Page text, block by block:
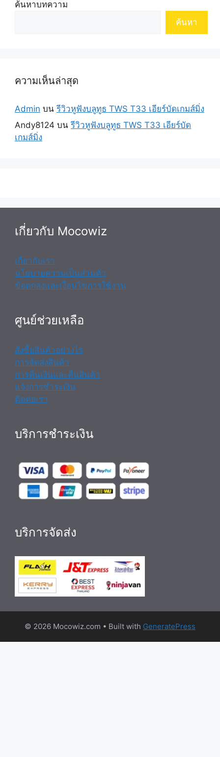
ค้นหาบทความ
ค้นหา
ความเห็นล่าสุด
Admin บนรีวิวหูฟังบลูทูธ TWS T33 เอียร์บัดเกมส์มิ่ง
Andy8124 บนรีวิวหูฟังบลูทูธ TWS T33 เอียร์บัด
เกมส์มิ่ง
เกี่ยวกับ Mocowiz
เกี่ยวกับเรา
นโยบายความเป็นส่วนตัว
ข้อตกลงและเงื่อนไขการใช้งาน
ศูนย์ช่วยเหลือ
สั่งซื้อสินค้าอย่างไร
การจัดส่งสินค้า
การคืนเงินและคืนสินค้า
แจ้งการชำระเงิน
ติดต่อเรา
บริการชำระเงิน
บริการจัดส่ง
© 2026 Mocowiz.com • Built with GeneratePress